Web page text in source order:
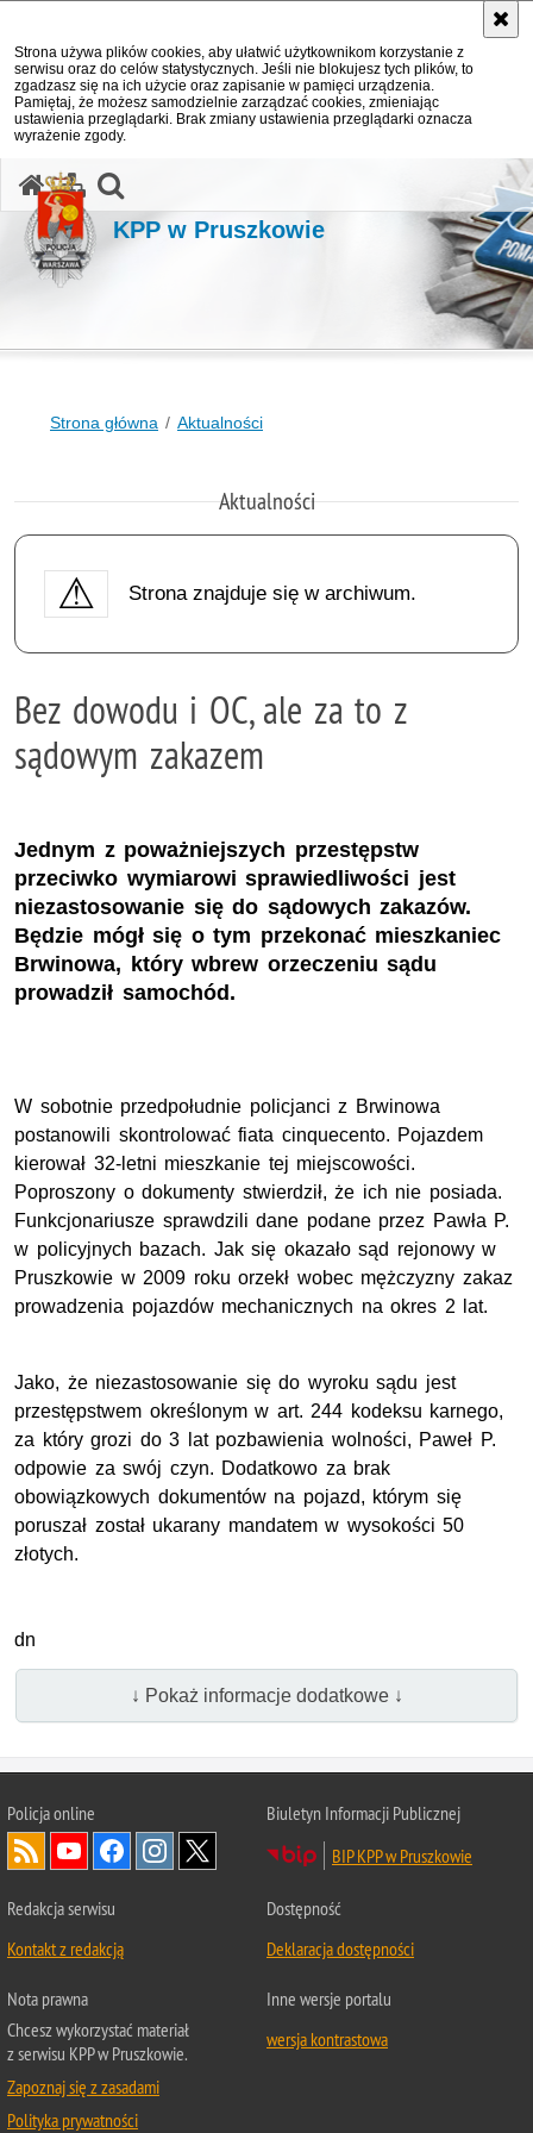
Strona używa plików cookies, aby ułatwić użytkownikom korzystanie z
serwisu oraz do celów statystycznych. Jeśli nie blokujesz tych plików, to
zgadzasz się na ich użycie oraz zapisanie w pamięci urządzenia.
Pamiętaj, że możesz samodzielnie zarządzać cookies, zmieniając
ustawienia przeglądarki. Brak zmiany ustawienia przeglądarki oznacza
wyrażenie zgody.
KPP w Pruszkowie
Strona główna Aktualności
Aktualności
Strona znajduje się w archiwum.
Bez dowodu i OC, ale za to z
sądowym zakazem
Jednym z poważniejszych przestępstw
przeciwko wymiarowi sprawiedliwości jest
niezastosowanie się do sądowych zakazów.
Będzie mógł się o tym przekonać mieszkaniec
Brwinowa, który wbrew orzeczeniu sądu
prowadził samochód.
W sobotnie przedpołudnie policjanci z Brwinowa
postanowili skontrolować fiata cinquecento. Pojazdem
kierował 32-letni mieszkanie tej miejscowości.
Poproszony o dokumenty stwierdził, że ich nie posiada.
Funkcjonariusze sprawdzili dane podane przez Pawła P.
w policyjnych bazach. Jak się okazało sąd rejonowy w
Pruszkowie w 2009 roku orzekł wobec mężczyzny zakaz
prowadzenia pojazdów mechanicznych na okres 2 lat.
Jako, że niezastosowanie się do wyroku sądu jest
przestępstwem określonym w art. 244 kodeksu karnego,
za który grozi do 3 lat pozbawienia wolności, Paweł P.
odpowie za swój czyn. Dodatkowo za brak
obowiązkowych dokumentów na pojazd, którym się
poruszał został ukarany mandatem w wysokości 50
złotych.
dn
↓ Pokaż informacje dodatkowe ↓
Policja online
Biuletyn Informacji Publicznej
BIP KPP w Pruszkowie
Redakcja serwisu
Kontakt z redakcją
Dostępność
Deklaracja dostępności
Nota prawna
Chcesz wykorzystać materiał
z serwisu KPP w Pruszkowie.
Zapoznaj się z zasadami
Polityka prywatności
Inne wersje portalu
wersja kontrastowa